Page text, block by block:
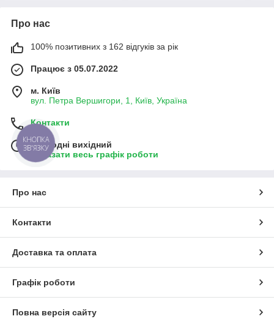
Про нас
100% позитивних з 162 відгуків за рік
Працює з 05.07.2022
м. Київ
вул. Петра Вершигори, 1, Київ, Україна
Контакти
Сьогодні вихідний
Показати весь графік роботи
Про нас
Контакти
Доставка та оплата
Графік роботи
Повна версія сайту
КНОПКА
ЗВ'ЯЗКУ